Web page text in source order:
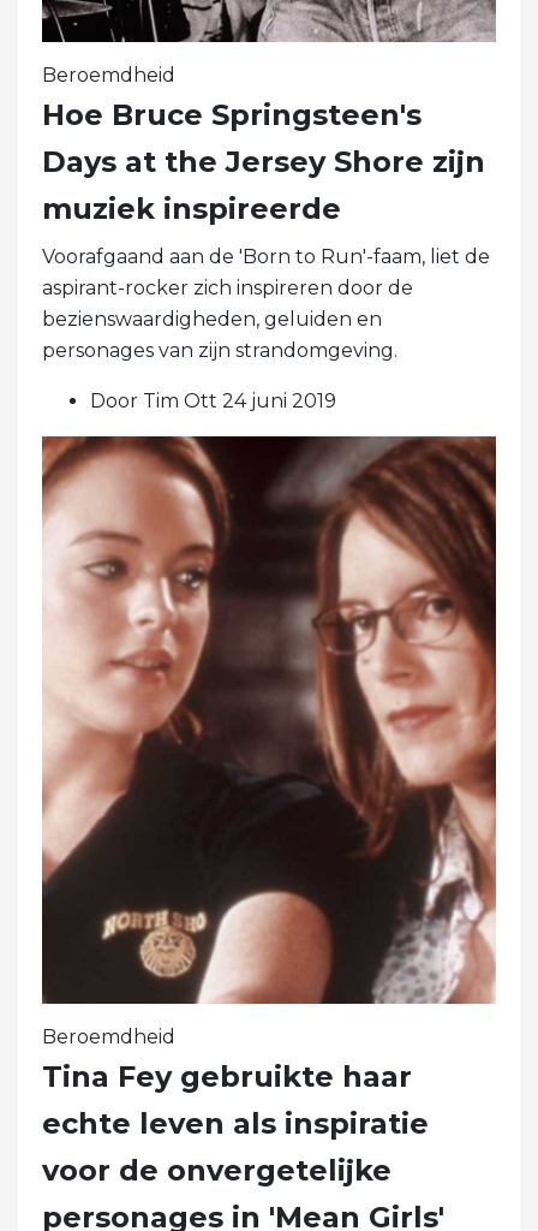
Beroemdheid
Hoe Bruce Springsteen's
Days at the Jersey Shore zijn
muziek inspireerde
Voorafgaand aan de 'Born to Run'-faam, liet de
aspirant-rocker zich inspireren door de
bezienswaardigheden, geluiden en
personages van zijn strandomgeving.
Door Tim Ott 24 juni 2019
Beroemdheid
Tina Fey gebruikte haar
echte leven als inspiratie
voor de onvergetelijke
personages in 'Mean Girls'